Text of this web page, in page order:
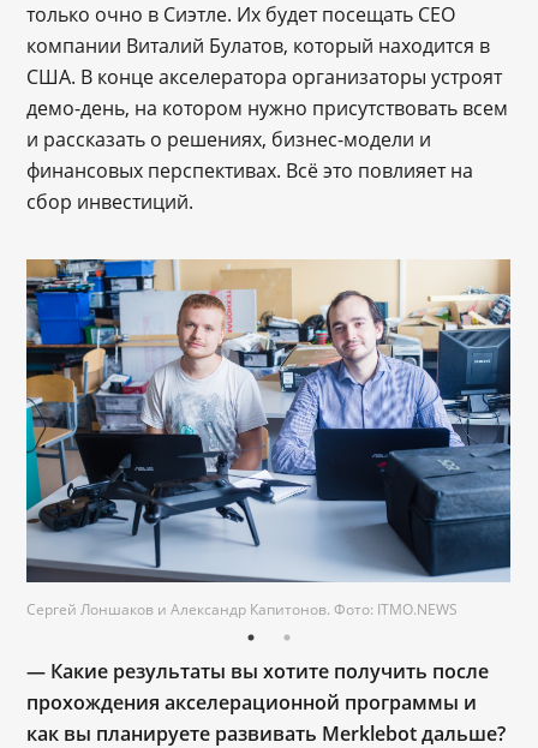
только очно в Сиэтле. Их будет посещать СЕО
компании Виталий Булатов, который находится в
США. В конце акселератора организаторы устроят
демо-день, на котором нужно присутствовать всем
и рассказать о решениях, бизнес-модели и
финансовых перспективах. Всё это повлияет на
сбор инвестиций.
Сергей Лоншаков и Александр Капитонов. Фото: ITMO.NEWS
— Какие результаты вы хотите получить после
прохождения акселерационной программы и
как вы планируете развивать Merklebot дальше?